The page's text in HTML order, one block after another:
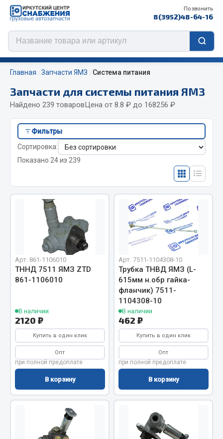
Позвонить
8(3952)48-64-16
Цепи противоскольжения
ЦЕПИ РОССИЯ
ЦЕПИ BOHU (Китай)
Изготовление цепей на колеса BOHU
Весь раздел
Отопители салона, подогреватели
Автономные воздушные отопители
Жидкостные подогреватели
Отопители салона
Весь раздел
Автотовары
Автокаталоги
Аксессуары автомобильные
Аптечки и знаки автомобильные
Брызговики
Главная Запчасти ЯМЗ Система питания
Запчасти для системы питания ЯМЗ
Найдено 239 товаровЦена от 8.8 ₽ до 168256 ₽
Фильтры
Сортировка:
Показано 24 из 239
Арт. 861-1106010
ТННД 7511 ЯМЗ ZTD
861-1106010
В наличии
2120 ₽
Купить в один клик
Опт
при полной предоплате
В корзину
Арт. 7511-1104308-10
Трубка ТНВД ЯМЗ (L-
615мм н.обр гайка-
фланчик) 7511-
1104308-10
В наличии
462 ₽
Купить в один клик
Опт
при полной предоплате
В корзину